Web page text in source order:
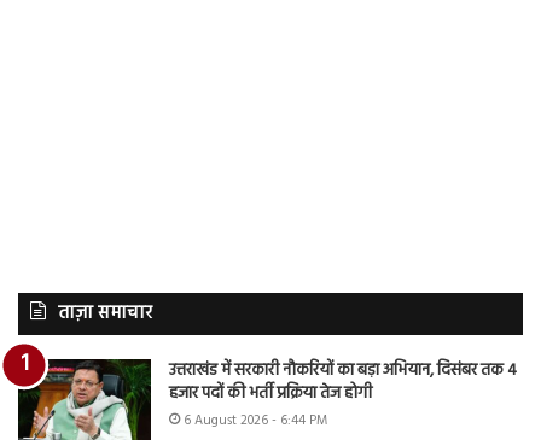
ताज़ा समाचार
उत्तराखंड में सरकारी नौकरियों का बड़ा अभियान, दिसंबर तक 4
हजार पदों की भर्ती प्रक्रिया तेज होगी
6 August 2026 - 6:44 PM